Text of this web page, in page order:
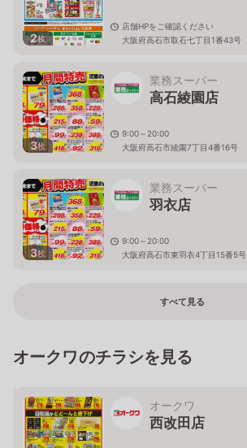
2枚
店舗HPをご確認ください
大阪府高石市取石七丁目1番43号
3枚
業務スーパー
高石綾園店
9:00～20:00
大阪府高石市綾園7丁目4番16号
3枚
業務スーパー
羽衣店
9:00～20:00
大阪府高石市東羽衣4丁目15番5号
すべて見る
オークワのチラシを見る
オークワ
西改田店